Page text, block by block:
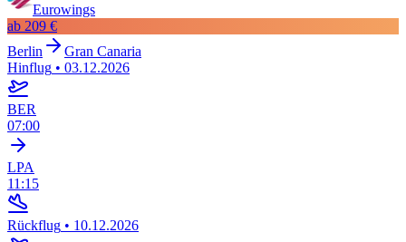
Eurowings
ab 209 €
Berlin
Gran Canaria
Hinflug • 03.12.2026
BER
07:00
LPA
11:15
Rückflug • 10.12.2026